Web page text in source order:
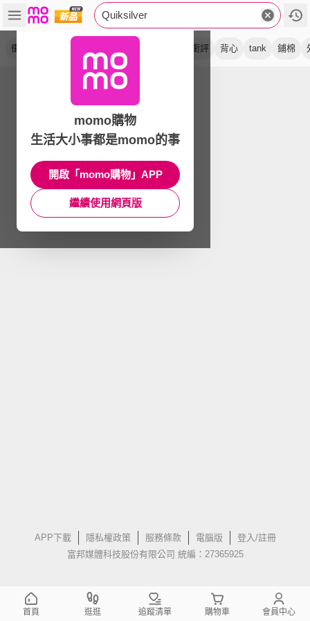
Quiksilver
衝浪褲 衝評 背心 tank 鋪棉
APP下載 隱私權政策 服務條款 電腦版
登入/註冊
富邦媒體科技股份有限公司 統編：27365925
momo購物
生活大小事都是momo的事
開啟「momo購物」APP
繼續使用網頁版
首頁 逛逛 追蹤清單 購物車 會員中心